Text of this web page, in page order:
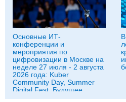
Основные ИТ-
конференции и
мероприятия по
цифровизации в Москве на
неделе 27 июля - 2 августа
2026 года: Kuber
Community Day, Summer
Digital Fest, Будущее
исследований в